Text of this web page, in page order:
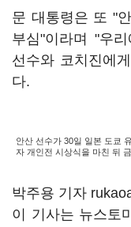
문 대통령은 또 "
부심"이라며 "우
선수와 코치진에
다.
안산 선수가 30일 일본 도쿄
자 개인전 시상식을 마친 뒤
박주용 기자
이 기사는 뉴스토